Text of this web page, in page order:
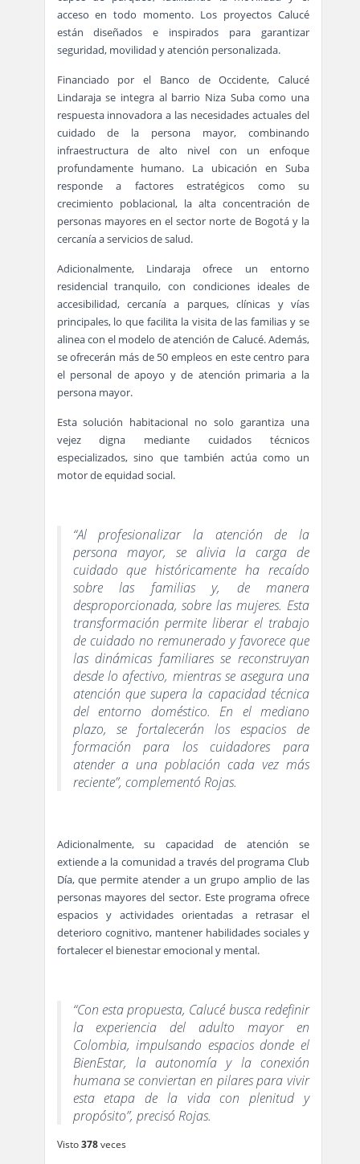
acceso en todo momento. Los proyectos Calucé
están diseñados e inspirados para garantizar
seguridad, movilidad y atención personalizada.
Financiado por el Banco de Occidente, Calucé
Lindaraja se integra al barrio Niza Suba como una
respuesta innovadora a las necesidades actuales del
cuidado de la persona mayor, combinando
infraestructura de alto nivel con un enfoque
profundamente humano. La ubicación en Suba
responde a factores estratégicos como su
crecimiento poblacional, la alta concentración de
personas mayores en el sector norte de Bogotá y la
cercanía a servicios de salud.
Adicionalmente, Lindaraja ofrece un entorno
residencial tranquilo, con condiciones ideales de
accesibilidad, cercanía a parques, clínicas y vías
principales, lo que facilita la visita de las familias y se
alinea con el modelo de atención de Calucé. Además,
se ofrecerán más de 50 empleos en este centro para
el personal de apoyo y de atención primaria a la
persona mayor.
Esta solución habitacional no solo garantiza una
vejez digna mediante cuidados técnicos
especializados, sino que también actúa como un
motor de equidad social.
“Al profesionalizar la atención de la
persona mayor, se alivia la carga de
cuidado que históricamente ha recaído
sobre las familias y, de manera
desproporcionada, sobre las mujeres. Esta
transformación permite liberar el trabajo
de cuidado no remunerado y favorece que
las dinámicas familiares se reconstruyan
desde lo afectivo, mientras se asegura una
atención que supera la capacidad técnica
del entorno doméstico. En el mediano
plazo, se fortalecerán los espacios de
formación para los cuidadores para
atender a una población cada vez más
reciente”, complementó Rojas.
Adicionalmente, su capacidad de atención se
extiende a la comunidad a través del programa Club
Día, que permite atender a un grupo amplio de las
personas mayores del sector. Este programa ofrece
espacios y actividades orientadas a retrasar el
deterioro cognitivo, mantener habilidades sociales y
fortalecer el bienestar emocional y mental.
“Con esta propuesta, Calucé busca redefinir
la experiencia del adulto mayor en
Colombia, impulsando espacios donde el
BienEstar, la autonomía y la conexión
humana se conviertan en pilares para vivir
esta etapa de la vida con plenitud y
propósito”, precisó Rojas.
Visto378veces